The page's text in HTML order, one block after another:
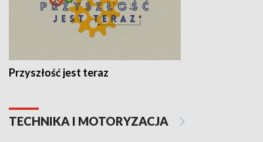
Przyszłość jest teraz
TECHNIKA I MOTORYZACJA